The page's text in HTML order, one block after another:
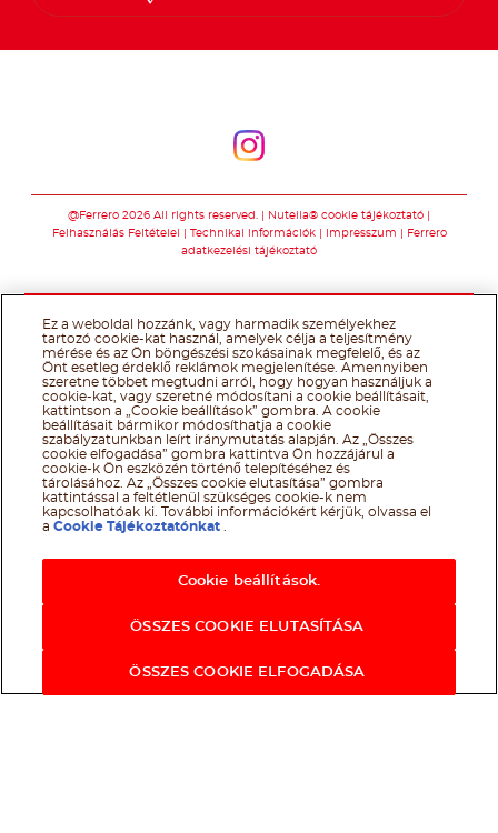
@Ferrero 2026 All rights reserved.
Nutella® cookie tájékoztató
Felhasználás Feltételei
Technikai információk Impresszum
Ferrero
adatkezelési tájékoztató
Ez a weboldal hozzánk, vagy harmadik személyekhez
tartozó cookie-kat használ, amelyek célja a teljesítmény
mérése és az Ön böngészési szokásainak megfelelő, és az
Önt esetleg érdeklő reklámok megjelenítése. Amennyiben
szeretne többet megtudni arról, hogy hogyan használjuk a
cookie-kat, vagy szeretné módosítani a cookie beállításait,
kattintson a „Cookie beállítások” gombra. A cookie
beállításait bármikor módosíthatja a cookie
szabályzatunkban leírt iránymutatás alapján. Az „Összes
cookie elfogadása” gombra kattintva Ön hozzájárul a
cookie-k Ön eszközén történő telepítéséhez és
tárolásához. Az „Összes cookie elutasítása” gombra
kattintással a feltétlenül szükséges cookie-k nem
kapcsolhatóak ki. További információkért kérjük, olvassa el
aCookie Tájékoztatónkat
Cookie beállítások.
ÖSSZES COOKIE ELUTASÍTÁSA
ÖSSZES COOKIE ELFOGADÁSA